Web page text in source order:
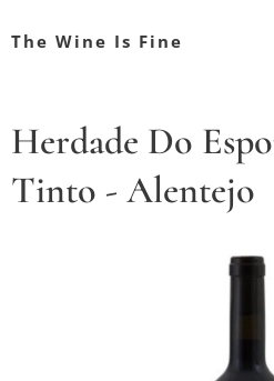
The Wine Is Fine
Herdade Do
Tinto - Alentejo